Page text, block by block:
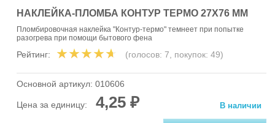
НАКЛЕЙКА-ПЛОМБА КОНТУР ТЕРМО 27Х76 ММ
Пломбировочная наклейка "Контур-термо" темнеет при попытке
разогрева при помощи бытового фена
Рейтинг: (голосов: 7, покупок: 49)
Основной артикул: 010606
Цена за единицу: 4,25 ₽ В наличии